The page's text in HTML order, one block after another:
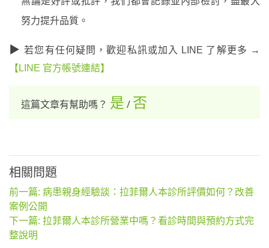
努力提升品質。
▶若您有任何疑問，歡迎私訊或加入 LINE 了解更多 →
【 LINE 官方帳號連結】
這篇文章有幫助嗎？ 是 / 否
相關問題
前一篇: 病患親身經驗談：拉菲爾人本診所評價如何？改善
案例公開
下一篇: 拉菲爾人本診所營業中嗎？看診時間與預約方式完
整說明